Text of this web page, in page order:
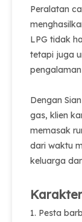
Peralatan
LPG tidak
tetapi juga
Dengan
gas, klien
memasak
dari waktu
keluarga
1. Pesta